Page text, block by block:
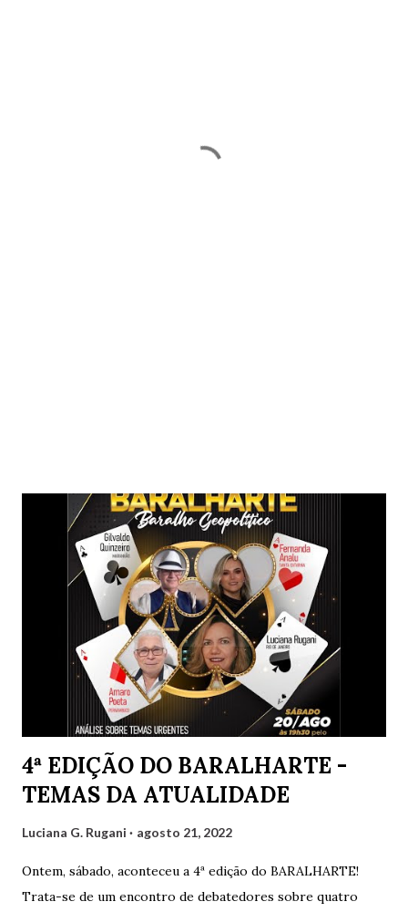
4ª EDIÇÃO DO BARALHARTE -
TEMAS DA ATUALIDADE
Luciana G. Rugani agosto 21, 2022
Ontem, sábado, aconteceu a 4ª edição do BARALHARTE!
Trata-se de um encontro de debatedores sobre quatro